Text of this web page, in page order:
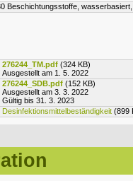
Beschichtungsstoffe,
276244_TM.pdf (324 KB)
Ausgestellt am 1. 5. 2022
276244_SDB.pdf (152 KB)
Ausgestellt am 3. 3. 2022
Gültig bis 31. 3. 2023
Desinfektionsmittelbeständigkeit (899